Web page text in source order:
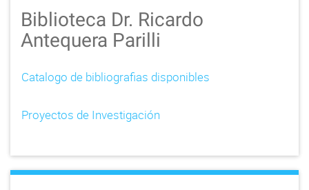
Biblioteca Dr. Ricardo
Antequera Parilli
Catalogo de bibliografias disponibles
Proyectos de Investigación